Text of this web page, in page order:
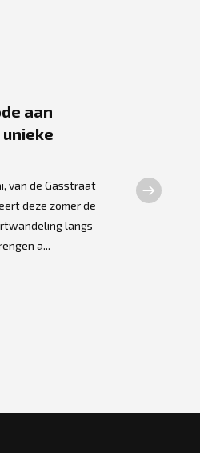
aan
van de Gasstraat
deze zomer de
langs
a...
Een
Kortrijkse